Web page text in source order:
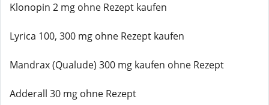
Klonopin 2 mg ohne Rezept kaufen
Lyrica 100, 300 mg ohne Rezept kaufen
Mandrax (Qualude) 300 mg kaufen ohne Rezept
Adderall 30 mg ohne Rezept